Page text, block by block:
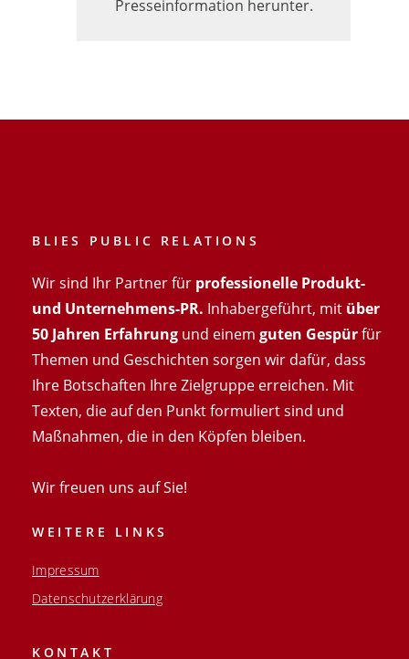
Presseinformation herunter.
BLIES PUBLIC RELATIONS
Wir sind Ihr Partner für professionelle Produkt-
und Unternehmens-PR. Inhabergeführt, mit über
50 Jahren Erfahrung und einem guten Gespürfür
Themen und Geschichten sorgen wir dafür, dass
Ihre Botschaften Ihre Zielgruppe erreichen. Mit
Texten, die auf den Punkt formuliert sind und
Maßnahmen, die in den Köpfen bleiben.
Wir freuen uns auf Sie!
WEITERE LINKS
Impressum
Datenschutzerklärung
KONTAKT